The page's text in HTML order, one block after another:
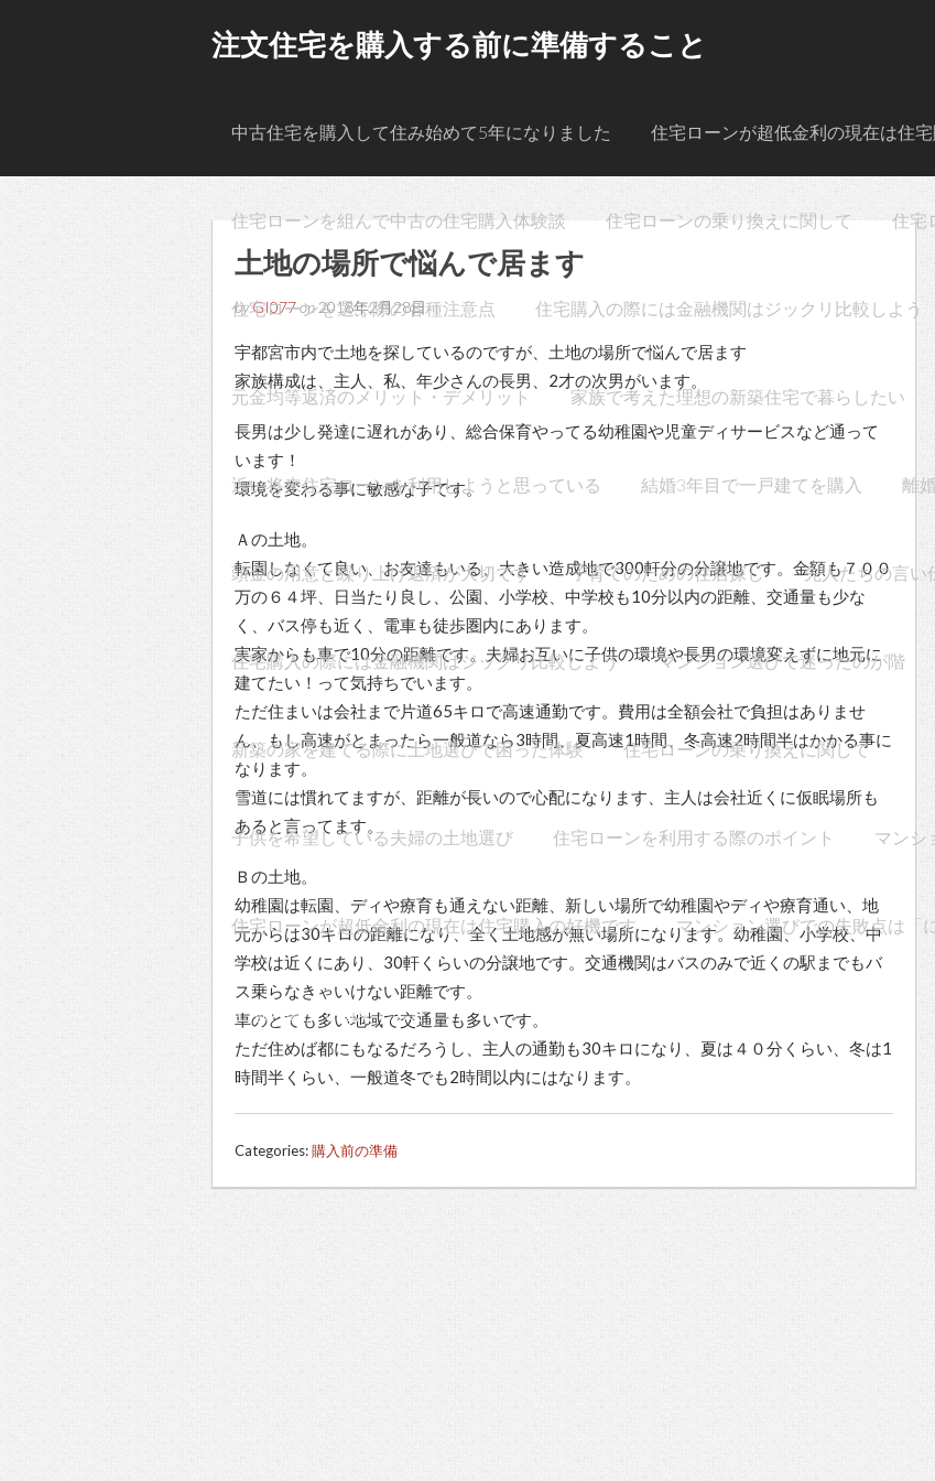
注文住宅を購入する前に準備すること
中古住宅を購入して住み始めて5年になりました 住宅ローンが超低金利の現在は住
住宅ローンを組んで中古の住宅購入体験談 住宅ローンの乗り換えに関して 住宅
住宅ローンを選ぶ際の各種注意点 住宅購入の際には金融機関はジックリ比較しよう
元金均等返済のメリット・デメリット 家族で考えた理想の新築住宅で暮らしたい
近い将来住宅ローンを利用しようと思っている 結婚3年目で一戸建てを購入 離
頭金の用意と繰り上げ返済が大切です 子育てのための住居探し 先人たちの言い
住宅購入の際には金融機関はジックリ比較しよう マンション選びで迷ったのが階
新築の家を建てる際に土地選びで困った体験 住宅ローンの乗り換えに関して
子供を希望している夫婦の土地選び 住宅ローンを利用する際のポイント マンシ
住宅ローンが超低金利の現在は住宅購入の好機です マンション選びでの失敗点は「
土地の場所で悩んで居ます
土地の場所で悩んで居ます
byGI077on2018年2月28日
宇都宮市内で土地を探しているのですが、土地の場所で悩んで居ます
家族構成は、主人、私、年少さんの長男、2才の次男がいます。
長男は少し発達に遅れがあり、総合保育やってる幼稚園や児童ディサービスなど通って
います！
環境を変わる事に敏感な子です。
Ａの土地。
転園しなくて良い、お友達もいる、大きい造成地で300軒分の分譲地です。金額も７００
万の６４坪、日当たり良し、公園、小学校、中学校も10分以内の距離、交通量も少な
く、バス停も近く、電車も徒歩圏内にあります。
実家からも車で10分の距離です。夫婦お互いに子供の環境や長男の環境変えずに地元に
建てたい！って気持ちでいます。
ただ住まいは会社まで片道65キロで高速通勤です。費用は全額会社で負担はありませ
ん、もし高速がとまったら一般道なら3時間、夏高速1時間、冬高速2時間半はかかる事に
なります。
雪道には慣れてますが、距離が長いので心配になります、主人は会社近くに仮眠場所も
あると言ってます。
Ｂの土地。
幼稚園は転園、ディや療育も通えない距離、新しい場所で幼稚園やディや療育通い、地
元からは30キロの距離になり、全く土地感が無い場所になります。幼稚園、小学校、中
学校は近くにあり、30軒くらいの分譲地です。交通機関はバスのみで近くの駅までもバ
ス乗らなきゃいけない距離です。
車のとても多い地域で交通量も多いです。
ただ住めば都にもなるだろうし、主人の通勤も30キロになり、夏は４０分くらい、冬は1
時間半くらい、一般道冬でも2時間以内にはなります。
Categories:購入前の準備